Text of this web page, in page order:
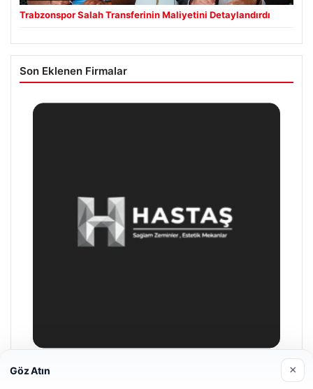
Trabzonspor Salah Transferinin Maliyetini Detaylandırdı
Son Eklenen Firmalar
Enes Kaplan Avukatlık Bürosu
Göz Atın ×